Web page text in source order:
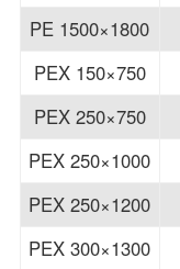
PE 1500×1800
PEX 150×750
PEX 250×750
PEX 250×1000
PEX 250×1200
PEX 300×1300